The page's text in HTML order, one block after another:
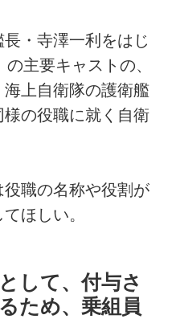
・寺澤一利をはじ
主要キャストの、
上自衛隊の護衛艦
様の役職に就く自衛
職の名称や役割が
ほしい。
して、付与さ
ため、乗組員